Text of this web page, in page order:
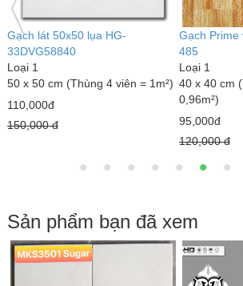
Gạch ốp tường TATA 30x60
3650- 51D- 52
Loại 1
30x60 cm ( 1 thùng 6 viên = 1.08
m²
138,000đ
Gạch ốp
KTSV47
Loại 1
25x40 cm( 1
)
100,000đ
130,000 đ
Sản phẩm bạn đã xem